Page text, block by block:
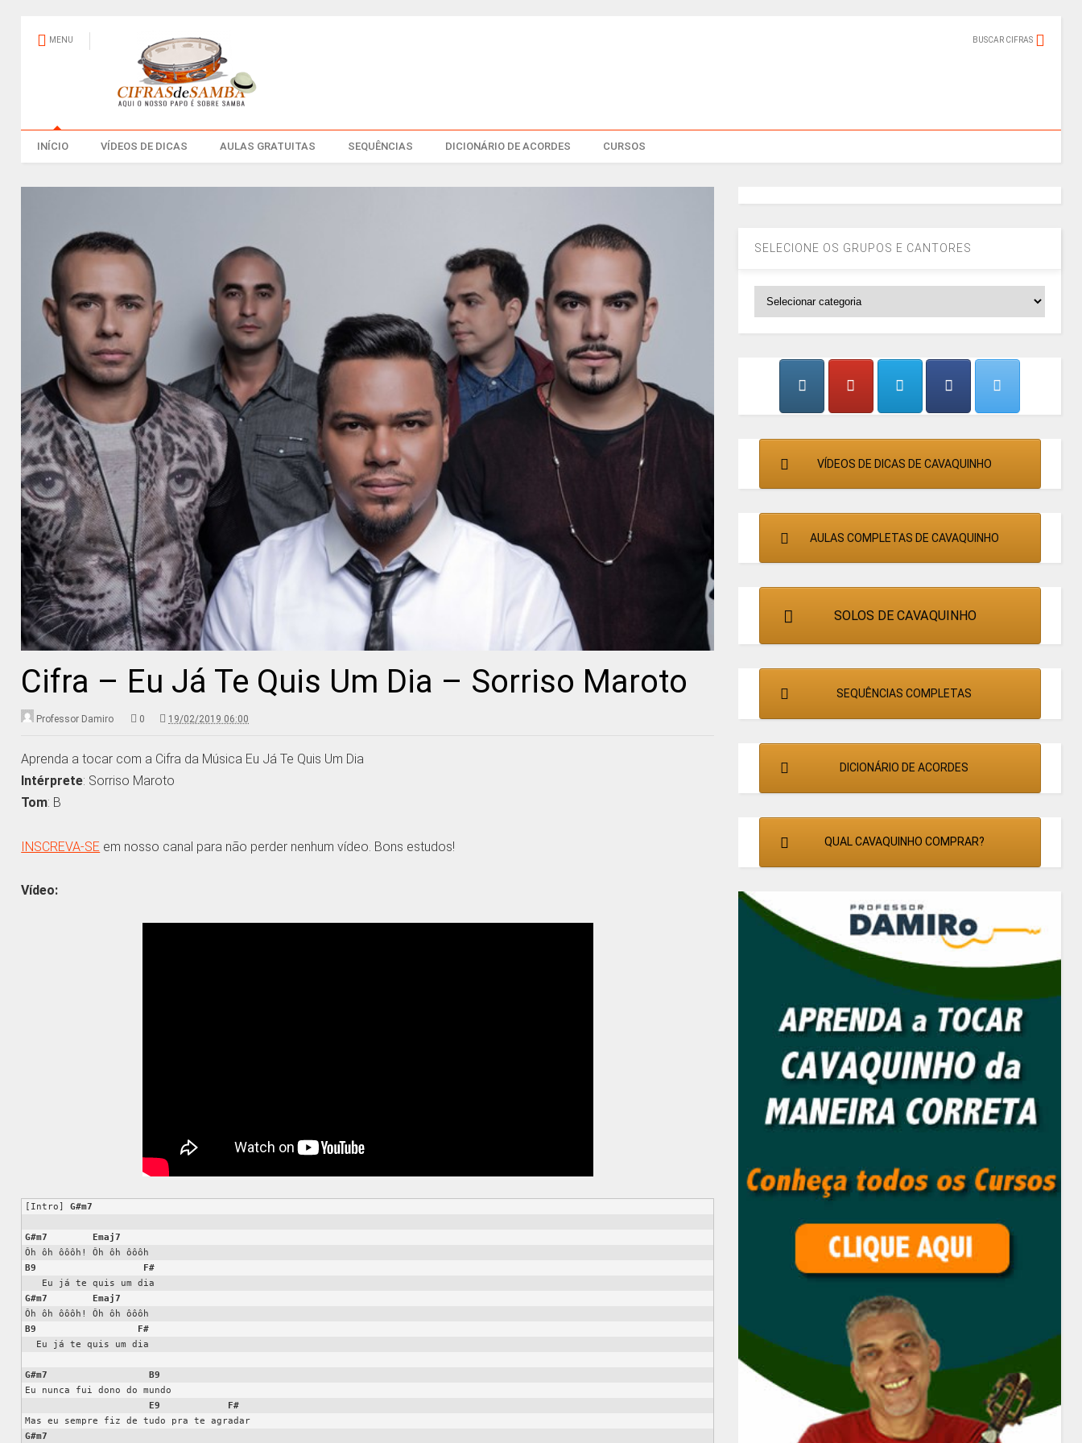
MENU BUSCAR CIFRAS
INÍCIO VÍDEOS DE DICAS AULAS GRATUITAS SEQUÊNCIAS DICIONÁRIO DE ACORDES CURSOS
Cifra – Eu Já Te Quis Um Dia – Sorriso Maroto
Professor Damiro 0 19/02/2019 06:00
Aprenda a tocar com a Cifra da Música Eu Já Te Quis Um Dia
Intérprete: Sorriso Maroto
Tom: B
INSCREVA-SE em nosso canal para não perder nenhum vídeo. Bons estudos!
Vídeo:
[Intro] G#m7
G#m7
Emaj7
B9
F#
G#m7
Emaj7
B9
F#
G#m7
B9
Eu nunca fui dono do mundo
E9
F#
G#m7
SELECIONE OS GRUPOS E CANTORES
CANTORES
VÍDEOS DE DICAS DE CAVAQUINHO
AULAS COMPLETAS DE CAVAQUINHO
SOLOS DE CAVAQUINHO
SEQUÊNCIAS COMPLETAS
DICIONÁRIO DE ACORDES
QUAL CAVAQUINHO COMPRAR?